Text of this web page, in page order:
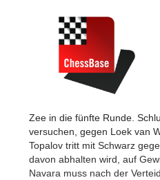
Zee in die fünfte Runde.
versuchen, gegen Loek van
Topalov tritt mit Schwarz
davon abhalten wird, auf
Navara muss nach der